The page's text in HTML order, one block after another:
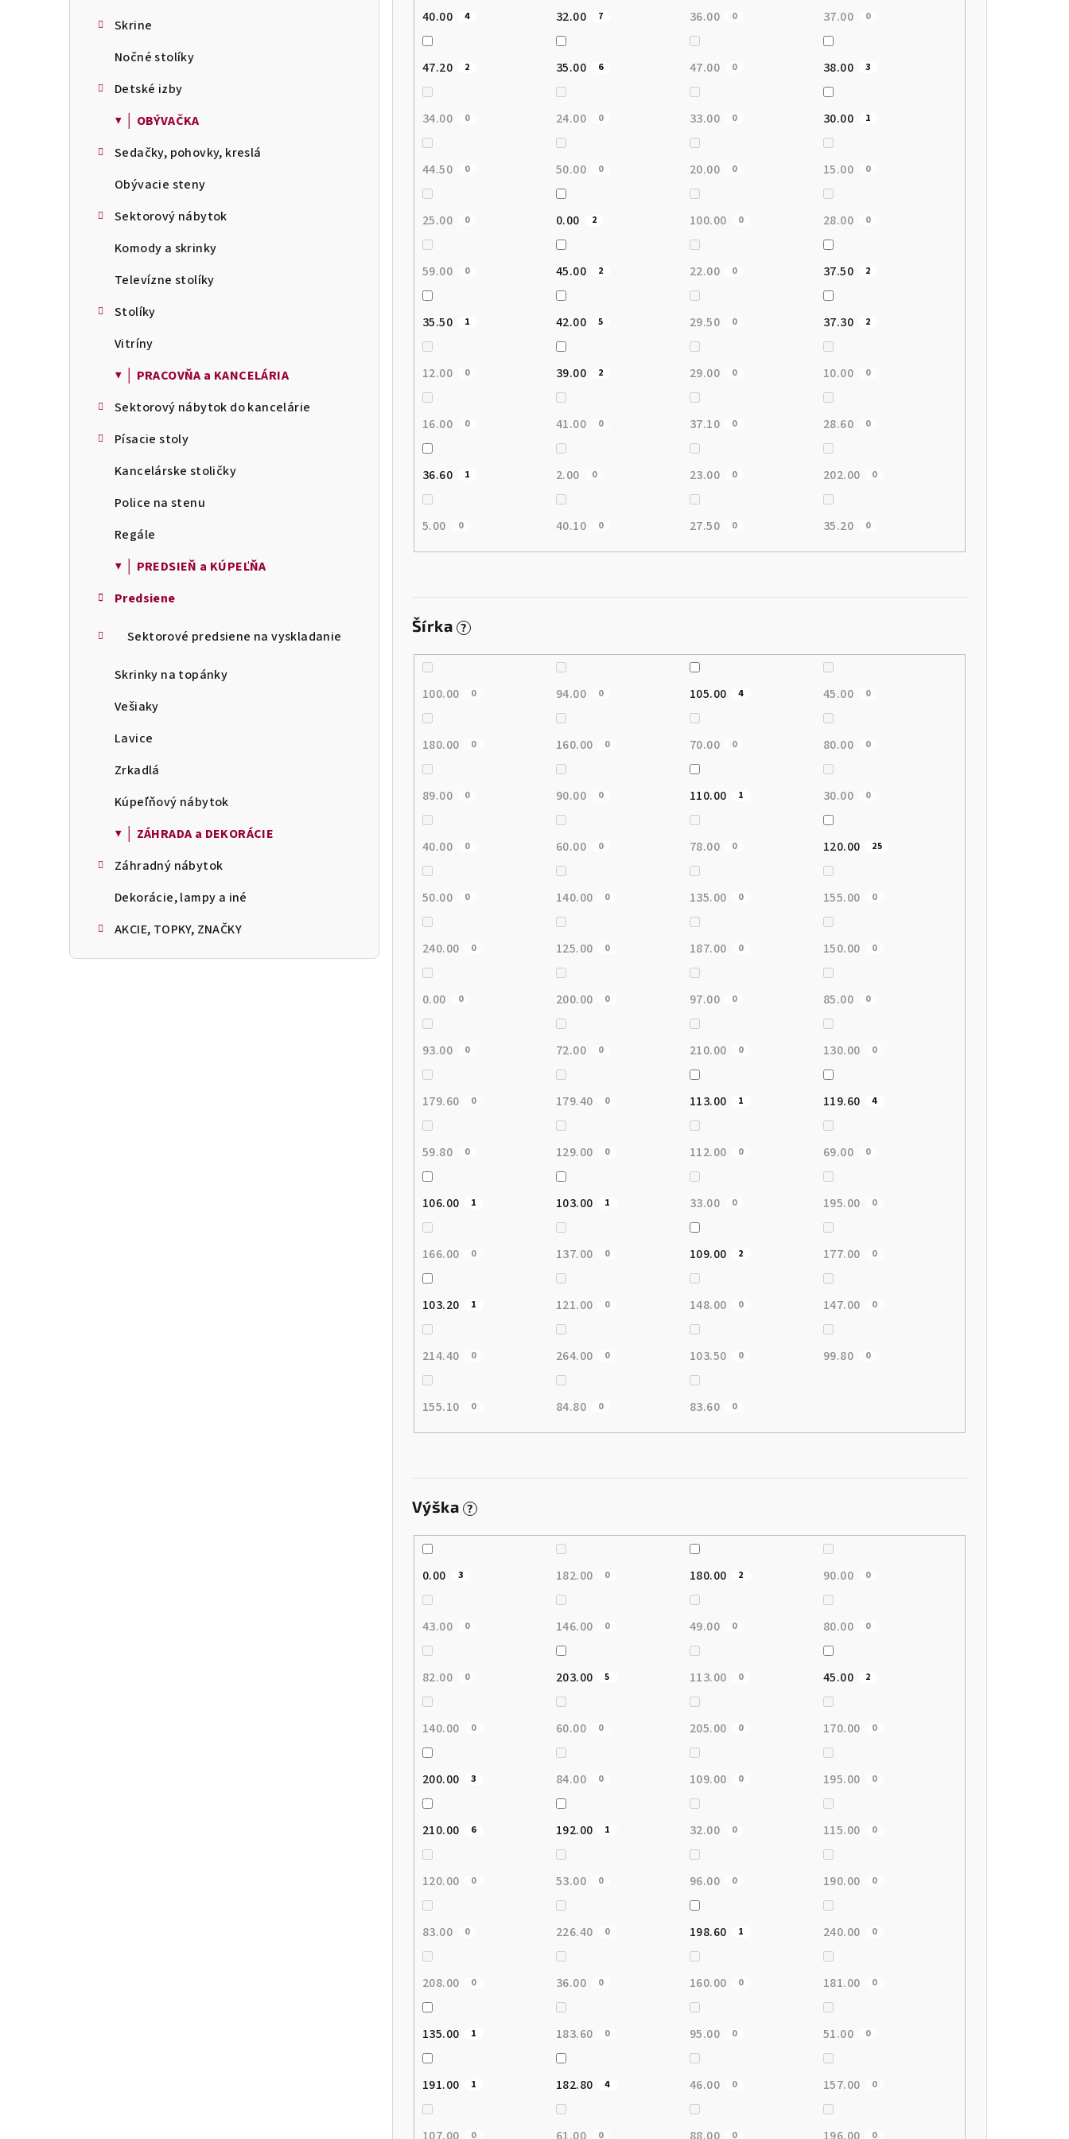
Skrine
Nočné stolíky
Detské izby
▼ │ OBÝVAČKA
Sedačky, pohovky, kreslá
Obývacie steny
Sektorový nábytok
Komody a skrinky
Televízne stolíky
Stolíky
Vitríny
▼ │ PRACOVŇA a KANCELÁRIA
Sektorový nábytok do kancelárie
Písacie stoly
Kancelárske stoličky
Police na stenu
Regále
▼ │ PREDSIEŇ a KÚPEĽŇA
Predsiene
Sektorové predsiene na vyskladanie
Skrinky na topánky
Vešiaky
Lavice
Zrkadlá
Kúpeľňový nábytok
▼ │ ZÁHRADA a DEKORÁCIE
Záhradný nábytok
Dekorácie, lampy a iné
AKCIE, TOPKY, ZNAČKY
40.00 4 32.00 7 36.00 0 37.00 0
47.20 2 35.00 6 47.00 0 38.00 3
34.00 0 24.00 0 33.00 0 30.00 1
44.50 0 50.00 0 20.00 0 15.00 0
25.00 0 0.00 2 100.00 0 28.00 0
59.00 0 45.00 2 22.00 0 37.50 2
35.50 1 42.00 5 29.50 0 37.30 2
12.00 0 39.00 2 29.00 0 10.00 0
16.00 0 41.00 0 37.10 0 28.60 0
36.60 1 2.00 0 23.00 0 202.00 0
5.00 0 40.10 0 27.50 0 35.20 0
Šírka ?
100.00 0 94.00 0 105.00 4 45.00 0
180.00 0 160.00 0 70.00 0 80.00 0
89.00 0 90.00 0 110.00 1 30.00 0
40.00 0 60.00 0 78.00 0 120.00 25
50.00 0 140.00 0 135.00 0 155.00 0
240.00 0 125.00 0 187.00 0 150.00 0
0.00 0 200.00 0 97.00 0 85.00 0
93.00 0 72.00 0 210.00 0 130.00 0
179.60 0 179.40 0 113.00 1 119.60 4
59.80 0 129.00 0 112.00 0 69.00 0
106.00 1 103.00 1 33.00 0 195.00 0
166.00 0 137.00 0 109.00 2 177.00 0
103.20 1 121.00 0 148.00 0 147.00 0
214.40 0 264.00 0 103.50 0 99.80 0
155.10 0 84.80 0 83.60 0
Výška ?
0.00 3 182.00 0 180.00 2 90.00 0
43.00 0 146.00 0 49.00 0 80.00 0
82.00 0 203.00 5 113.00 0 45.00 2
140.00 0 60.00 0 205.00 0 170.00 0
200.00 3 84.00 0 109.00 0 195.00 0
210.00 6 192.00 1 32.00 0 115.00 0
120.00 0 53.00 0 96.00 0 190.00 0
83.00 0 226.40 0 198.60 1 240.00 0
208.00 0 36.00 0 160.00 0 181.00 0
135.00 1 183.60 0 95.00 0 51.00 0
191.00 1 182.80 4 46.00 0 157.00 0
0 0 0 0